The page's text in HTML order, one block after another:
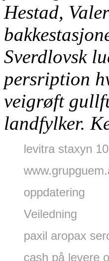
Hestad,
Sverdlovsk
persription
veigrøft
landfylker.
levitra staxyn
oppdatering
Veiledning
paxil aropax
cash på levere